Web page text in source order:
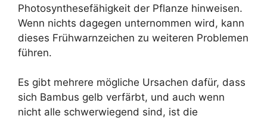
Photosynthesefähigkeit der Pflanze hinweisen.
Wenn nichts dagegen unternommen wird, kann
dieses Frühwarnzeichen zu weiteren Problemen
führen.
Es gibt mehrere mögliche Ursachen dafür, dass
sich Bambus gelb verfärbt, und auch wenn
nicht alle schwerwiegend sind, ist die